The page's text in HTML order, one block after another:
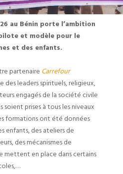
au Bénin porte l’ambition
et modèle pour le
et des enfants.
partenaire Carrefour
des leaders spirituels, religieux,
engagés de la société civile
prises à tous les niveaux
formations ont été données
enfants, des ateliers de
des mécanismes de
en place dans certains